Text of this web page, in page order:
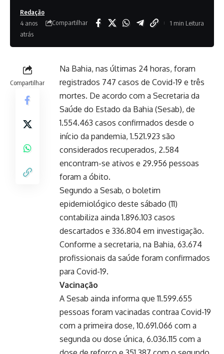
Redação
4 anos
atrás
Compartilhar 1 min Leitura
Compartilhar
Na Bahia, nas últimas 24 horas, foram
registrados 747 casos de Covid-19 e três
mortes. De acordo com a Secretaria da
Saúde do Estado da Bahia (Sesab), de
1.554.463 casos confirmados desde o
início da pandemia, 1.521.923 são
considerados recuperados, 2.584
encontram-se ativos e 29.956 pessoas
foram a óbito.
Segundo a Sesab, o boletim
epidemiológico deste sábado (11)
contabiliza ainda 1.896.103 casos
descartados e 336.804 em investigação.
Conforme a secretaria, na Bahia, 63.674
profissionais da saúde foram confirmados
para Covid-19.
Vacinação
A Sesab ainda informa que 11.599.655
pessoas foram vacinadas contraa Covid-19
com a primeira dose, 10.691.066 com a
segunda ou dose única, 6.036.115 com a